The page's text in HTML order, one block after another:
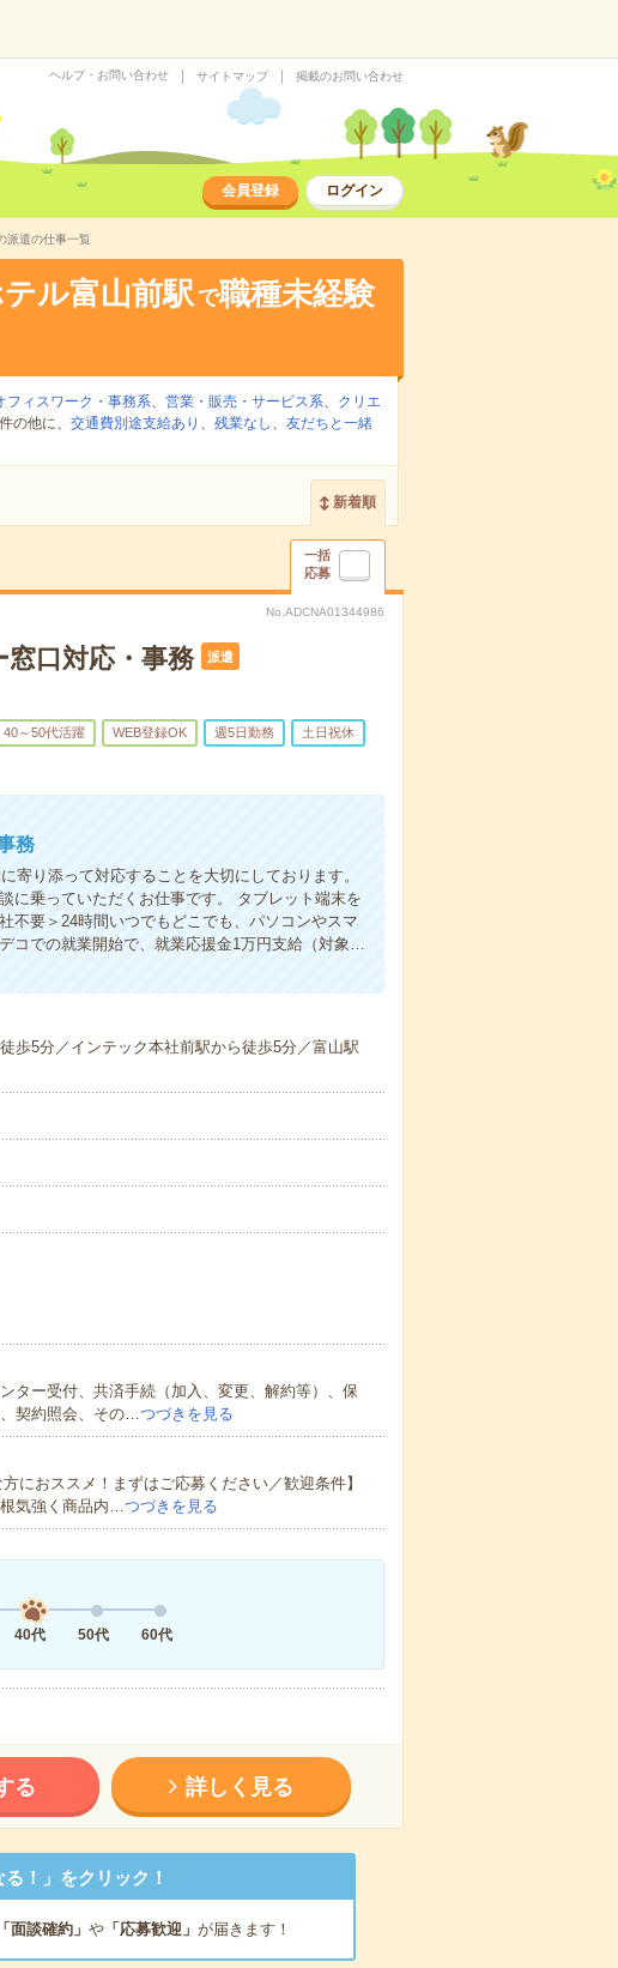
ヘルプ・お問い合わせ サイトマップ 掲載のお問い合わせ
会員登録 ログイン
派遣の仕事一覧
ル富山前駅 で職種未経験
フィスワーク・事務系、 営業・販売・サービス系、
クリエ
の他に、 交通費別途支給あり 、 残業なし 、 友だちと一緒
新着順
一括
応募
No.ADCNA01344986
窓口対応・事務 派遣
40～50代活躍 WEB登録OK 週5日勤務 土日祝休
務
寄り添って対応することを大切にしております。
に乗っていただくお仕事です。 タブレット端末を
不要＞24時間いつでもどこでも、パソコンやスマ
コでの就業開始で、就業応援金1万円支給（対象…
歩5分／インテック本社前駅から徒歩5分／富山駅
ター受付、共済手続（加入、変更、解約等）、保
契約照会、その…つづきを見る
におススメ！まずはご応募ください／歓迎条件】
気強く商品内…つづきを見る
40代 50代 60代
る 詳しく見る
！」をクリック！
「面談確約」 や「応募歓迎」 が届きます！